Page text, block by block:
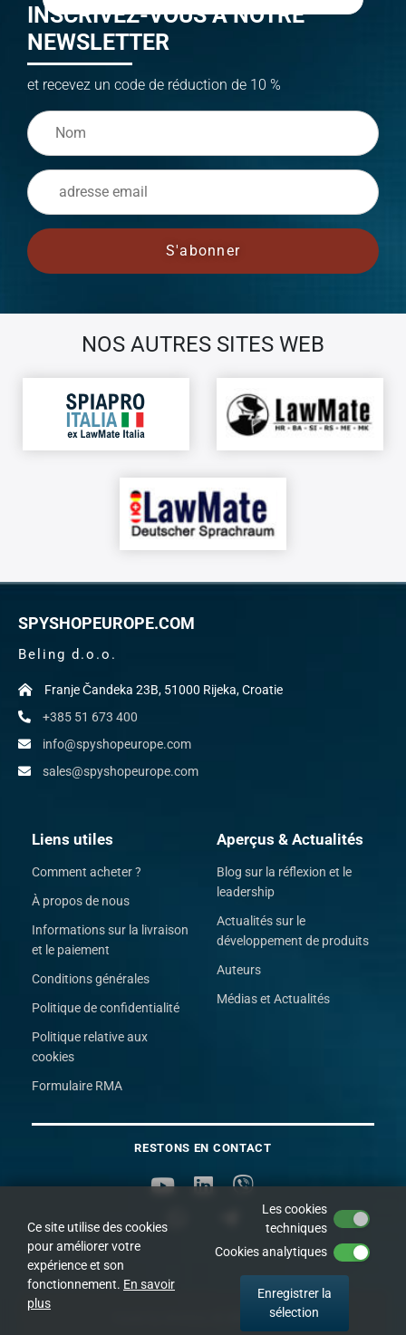
INSCRIVEZ-VOUS À NOTRE
NEWSLETTER
et recevez un code de réduction de 10 %
NOS AUTRES SITES WEB
SPYSHOPEUROPE.COM
Beling d.o.o.
Franje Čandeka 23B, 51000 Rijeka, Croatie
+385 51 673 400
info@spyshopeurope.com
sales@spyshopeurope.com
Liens utiles
Comment acheter ?
À propos de nous
Informations sur la livraison
et le paiement
Conditions générales
Politique de confidentialité
Politique relative aux
cookies
Formulaire RMA
Aperçus & Actualités
Blog sur la réflexion et le
leadership
Actualités sur le
développement de produits
Auteurs
Médias et Actualités
RESTONS EN CONTACT
© 2009 - 2026
Ce site utilise des cookies
pour améliorer votre
expérience et son
fonctionnement. En savoir
plus
Les cookies
techniques
Cookies analytiques
Enregistrer la
sélection